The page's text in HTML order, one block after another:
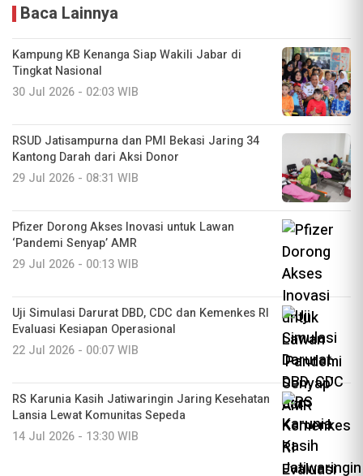
Baca Lainnya
Kampung KB Kenanga Siap Wakili Jabar di
Tingkat Nasional
30 Jul 2026 - 02:03 WIB
RSUD Jatisampurna dan PMI Bekasi Jaring 34
Kantong Darah dari Aksi Donor
29 Jul 2026 - 08:31 WIB
Pfizer Dorong Akses Inovasi untuk Lawan
‘Pandemi Senyap’ AMR
29 Jul 2026 - 00:13 WIB
Uji Simulasi Darurat DBD, CDC dan Kemenkes RI
Evaluasi Kesiapan Operasional
22 Jul 2026 - 00:07 WIB
RS Karunia Kasih Jatiwaringin Jaring Kesehatan
Lansia Lewat Komunitas Sepeda
14 Jul 2026 - 13:30 WIB